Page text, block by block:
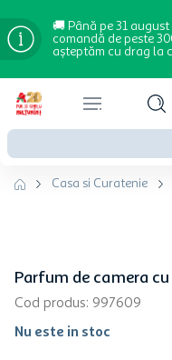
🚚 Până pe 31
comandă de peste
așteptăm cu drag la
Casa si Curatenie
Parfum de camera
Cod produs: 997609
Nu este in stoc